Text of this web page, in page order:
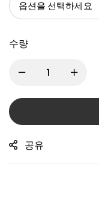
수량
공유